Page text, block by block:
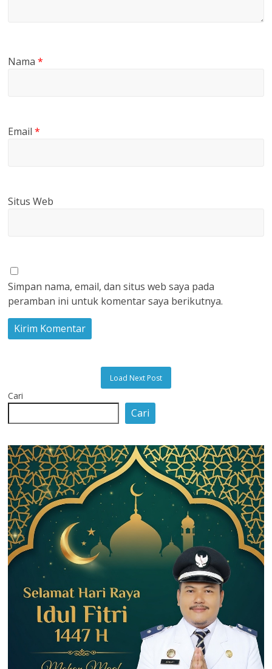
Nama*
Email*
Situs Web
Simpan nama, email, dan situs web saya pada
peramban ini untuk komentar saya berikutnya.
Load Next Post
Cari
Cari